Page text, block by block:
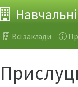
Всі заклади